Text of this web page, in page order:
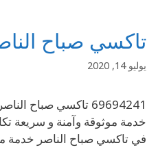
تاكسي صباح
يوليو 14, 2020
خدمة موثوقة وآمنة و سريعة
في تاكسي صباح الناصر خدمة